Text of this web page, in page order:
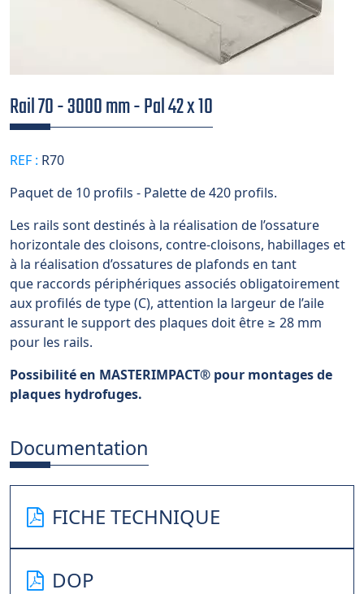
Rail 70 - 3000 mm - Pal 42 x 10
REF : R70
Paquet de 10 profils - Palette de 420 profils.
Les rails sont destinés à la réalisation de l’ossature
horizontale des cloisons, contre-cloisons, habillages et
à la réalisation d’ossatures de plafonds en tant
que raccords périphériques associés obligatoirement
aux profilés de type (C), attention la largeur de l’aile
assurant le support des plaques doit être ≥ 28 mm
pour les rails.
Possibilité en MASTERIMPACT® pour montages de
plaques hydrofuges.
Documentation
FICHE TECHNIQUE
DOP